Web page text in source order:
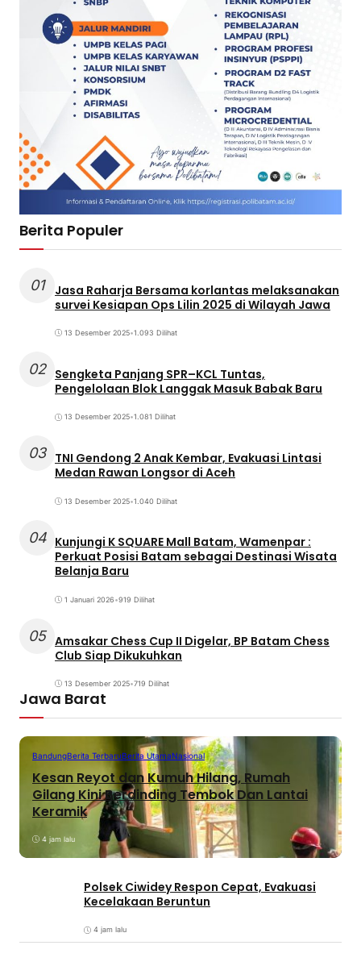
Berita Populer
01
Jasa Raharja Bersama korlantas melaksanakan
survei Kesiapan Ops Lilin 2025 di Wilayah Jawa
13 Desember 2025•1.093 Dilihat
02 Sengketa Panjang SPR–KCL Tuntas,
Pengelolaan Blok Langgak Masuk Babak Baru
13 Desember 2025•1.081 Dilihat
03 TNI Gendong 2 Anak Kembar, Evakuasi Lintasi
Medan Rawan Longsor di Aceh
13 Desember 2025•1.040 Dilihat
04 Kunjungi K SQUARE Mall Batam, Wamenpar :
Perkuat Posisi Batam sebagai Destinasi Wisata
Belanja Baru
1 Januari 2026•919 Dilihat
05 Amsakar Chess Cup II Digelar, BP Batam Chess
Club Siap Dikukuhkan
13 Desember 2025•719 Dilihat
Jawa Barat
BandungBerita TerbaruBerita UtamaNasional
Kesan Reyot dan Kumuh Hilang, Rumah
Gilang Kini Berdinding Tembok Dan Lantai
Keramik
4 jam lalu
Polsek Ciwidey Respon Cepat, Evakuasi
Kecelakaan Beruntun
4 jam lalu